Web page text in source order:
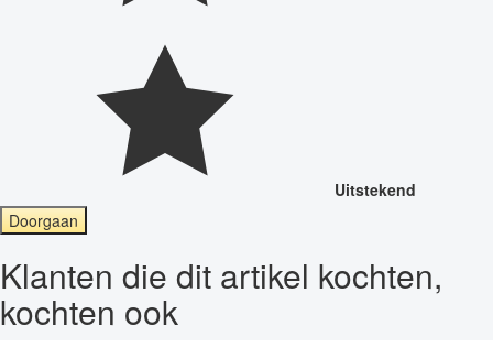
Uitstekend
Doorgaan
Klanten die dit artikel kochten,
kochten ook